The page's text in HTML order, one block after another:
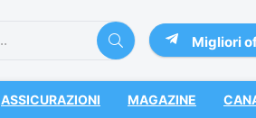
Migliori
ASSICURAZIONI MAGAZINE